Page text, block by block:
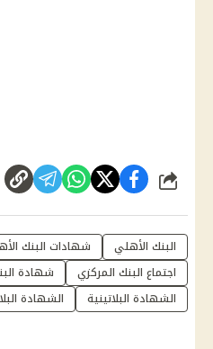
شارك
البنك الأهلي شهادات البنك
اجتماع البنك المركزي
شهادة
الشهادة البلاتينية
الشهادة